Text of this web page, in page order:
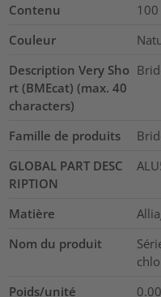
Contenu
100
Couleur
Description Very Sho
rt (BMEcat) (max. 40
characters)
Famille de produits
GLOBAL PART DESC
RIPTION
Matière
Nom du produit
Poids/unité